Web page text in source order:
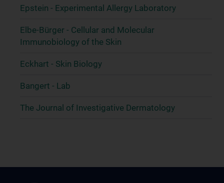
Epstein - Experimental Allergy Laboratory
Elbe-Bürger - Cellular and Molecular
Immunobiology of the Skin
Eckhart - Skin Biology
Bangert - Lab
The Journal of Investigative Dermatology